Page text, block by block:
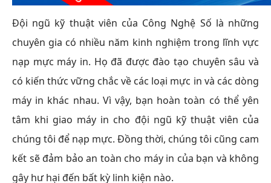
Đội ngũ kỹ thuật viên của Công Nghệ Số là những
chuyên gia có nhiều năm kinh nghiệm trong lĩnh vực
nạp mực máy in. Họ đã được đào tạo chuyên sâu và
có kiến thức vững chắc về các loại mực in và các dòng
máy in khác nhau. Vì vậy, bạn hoàn toàn có thể yên
tâm khi giao máy in cho đội ngũ kỹ thuật viên của
chúng tôi để nạp mực. Đồng thời, chúng tôi cũng cam
kết sẽ đảm bảo an toàn cho máy in của bạn và không
gây hư hại đến bất kỳ linh kiện nào.